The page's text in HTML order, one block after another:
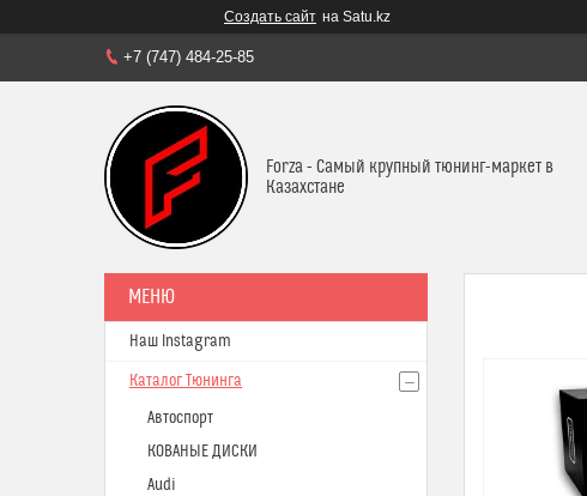
Создать сайт на Satu.kz
+7 (747) 484-25-85
Forza - Самый крупный тюнинг-маркет в
Казахстане
Наш Instagram
Каталог Тюнинга
Автоспорт
КОВАНЫЕ ДИСКИ
Audi